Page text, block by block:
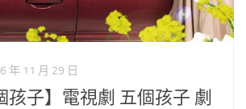
年 11 月 29 日
孩子】電視劇 五個孩子 劇